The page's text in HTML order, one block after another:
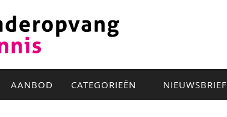
AANBOD CATEGORIEËN NIEUWSBRIEF